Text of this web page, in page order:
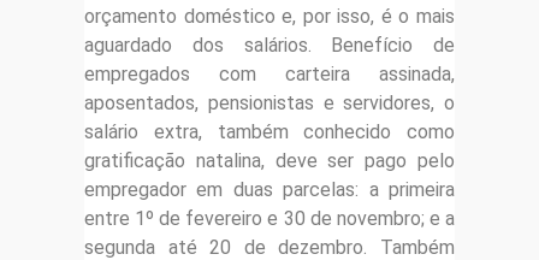
orçamento doméstico e, por isso, é o mais
aguardado dos salários. Benefício de
empregados com carteira assinada,
aposentados, pensionistas e servidores, o
salário extra, também conhecido como
gratificação natalina, deve ser pago pelo
empregador em duas parcelas: a primeira
entre 1º de fevereiro e 30 de novembro; e a
segunda até 20 de dezembro. Também